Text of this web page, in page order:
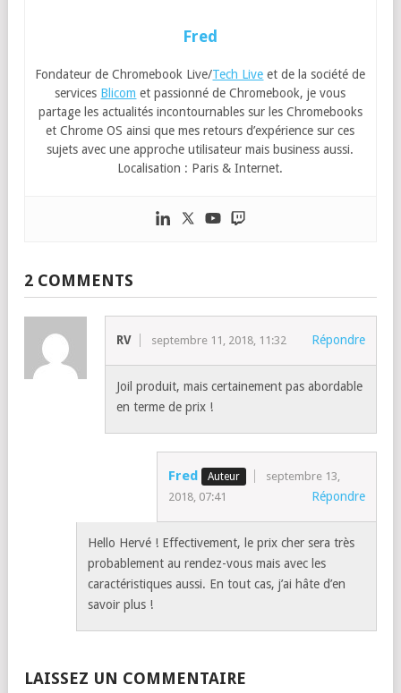
Fred
Fondateur de Chromebook Live/Tech Live et de la société de
services Blicom et passionné de Chromebook, je vous
partage les actualités incontournables sur les Chromebooks
et Chrome OS ainsi que mes retours d’expérience sur ces
sujets avec une approche utilisateur mais business aussi.
Localisation : Paris & Internet.
2 COMMENTS
RV septembre 11, 2018, 11:32 Répondre
Joil produit, mais certainement pas abordable
en terme de prix !
Fred
septembre 13,
2018, 07:41
Répondre
Hello Hervé ! Effectivement, le prix cher sera très
probablement au rendez-vous mais avec les
caractéristiques aussi. En tout cas, j’ai hâte d’en
savoir plus !
LAISSEZ UN COMMENTAIRE